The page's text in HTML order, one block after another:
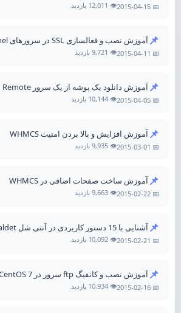
📅 2015-04-15 👁️ 12,011 بازدید
📌آموزش نصب و فعالسازی SSL در سرورهای Cpanel
📅 2015-04-11 👁️ 9,721 بازدید
📌آموزش دانلود یک پوشه از یک سرور Remote
📅 2015-04-05 👁️ 10,144 بازدید
📌آموزش افزایش و بالا بردن امنیت WHMCS
📅 2015-03-01 👁️ 9,935 بازدید
📌آموزش ساخت صفحات اضافی در WHMCS
📅 2015-02-22 👁️ 9,663 بازدید
📌آشنایی با 15 دستور کاربردی در آنتی شل maldet
📅 2015-02-21 👁️ 10,092 بازدید
📌آموزش نصب و کانفیگ ftp سرور در CentOS 7
📅 2015-02-16 👁️ 10,934 بازدید